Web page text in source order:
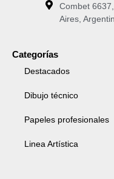
Combet
Aires,
Categorías
Destacados
Dibujo técnico
Papeles profesionales
Linea Artística